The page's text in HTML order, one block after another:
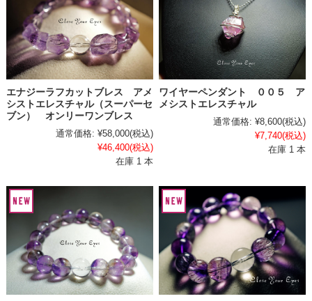
エナジーラフカットブレス アメ
シストエレスチャル（スーパーセ
ブン） オンリーワンブレス
通常価格: ¥58,000(税込)
¥46,400(税込)
在庫 1 本
ワイヤーペンダント ００５ ア
メシストエレスチャル
通常価格: ¥8,600(税込)
¥7,740(税込)
在庫 1 本